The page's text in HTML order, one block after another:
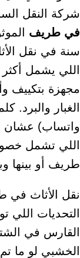
شركة النقل
في طريف
سنة في نقل
اللي يشمل أكثر
مجهزة بتكييف
الغبار والبرد.
واتساب) عشان
طريف أو بينها
نقل الأثاث في
التحديات اللي
القارس في
الخشبي لو ما